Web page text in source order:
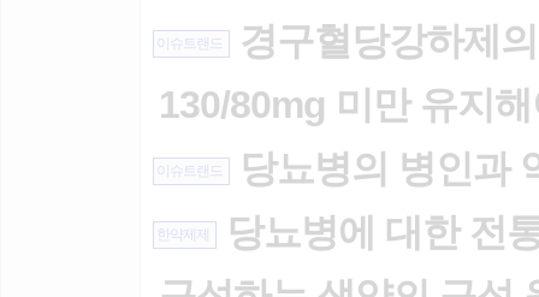
이슈트랜드
경구혈당강하제
130/80mg 미만 유지
이슈트랜드 당뇨병의 병인과
한약제제
당뇨병에 대한 전